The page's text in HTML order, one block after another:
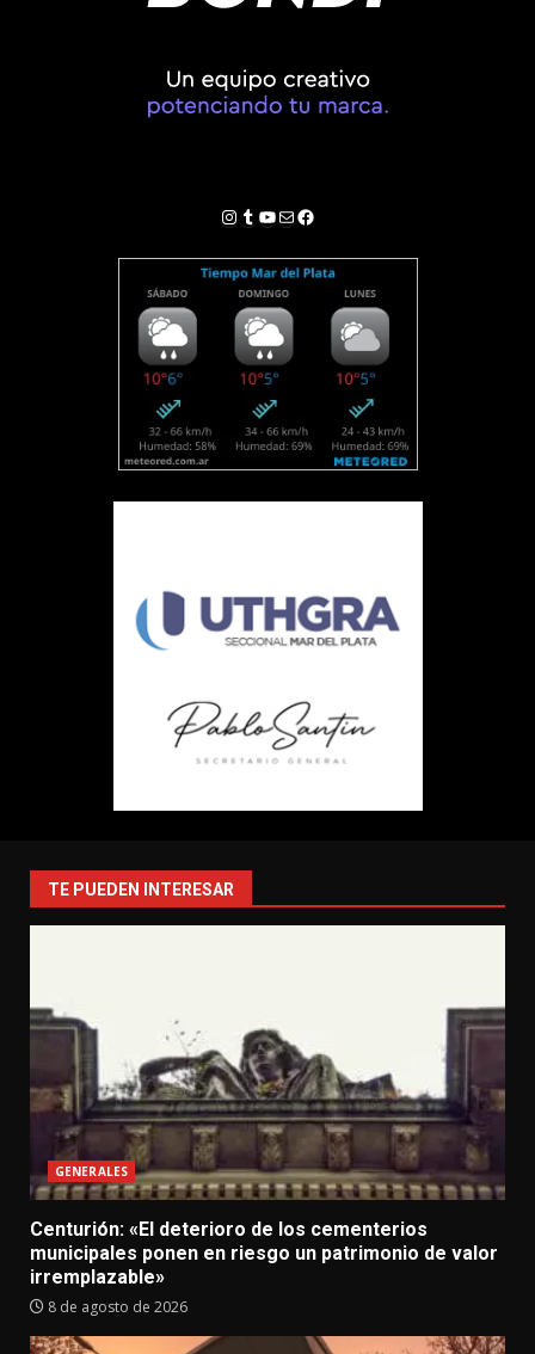
Instagram
Tumblr
YouTube
Correo electrónico
Facebook
TE PUEDEN INTERESAR
GENERALES
Centurión: «El deterioro de los cementerios
municipales ponen en riesgo un patrimonio de valor
irremplazable»
8 de agosto de 2026